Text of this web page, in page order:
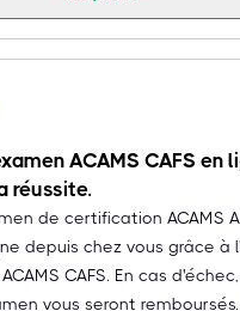
ACAMS CAFS en
réussite.
de certification ACAMS
depuis chez vous grâce à
CAFS. En cas
vous seront remboursés.